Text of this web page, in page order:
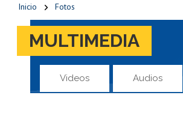
Inicio Fotos
MULTIMEDIA
Videos Audios